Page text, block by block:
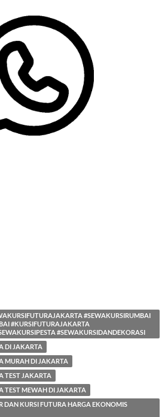
#SEWAKURSIRUMBAI
#KURSIFUTURAJAKARTA
#SEWAKURSIDANDEKORASI
DI JAKARTA
MURAH DI JAKARTA
TEST JAKARTA
TEST MEWAH DI JAKARTA
DAN KURSI FUTURA HARGA EKONOMIS